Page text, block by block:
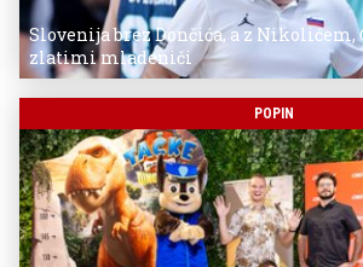
Slovenija brez Dončića, a z Nikolićem,
zlatimi mladeniči
POPIN